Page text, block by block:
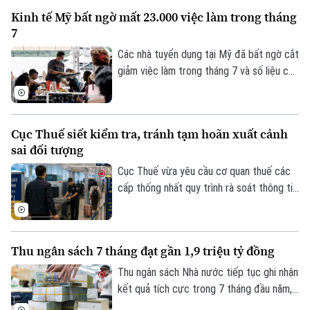
Chuyên mục
Thời sự
Chính trị
Xã hội
Hà Nội
Nhịp sống Hà Nội
Thế giới
Kinh tế Mỹ bất ngờ mất 23.000 việc làm trong tháng
7
Các nhà tuyển dụng tại Mỹ đã bất ngờ cắt
giảm việc làm trong tháng 7 và số liệu của
trưởng bất ngờ vào đầu năm nay.
Cục Thuế siết kiểm tra, tránh tạm hoãn xuất cảnh
sai đối tượng
Cục Thuế vừa yêu cầu cơ quan thuế các
cấp thống nhất quy trình rà soát thông tin
đồng thời bảo vệ quyền và lợi ích hợp
pháp của người nộp thuế.
Thu ngân sách 7 tháng đạt gần 1,9 triệu tỷ đồng
Thu ngân sách Nhà nước tiếp tục ghi nhận
kết quả tích cực trong 7 tháng đầu năm,